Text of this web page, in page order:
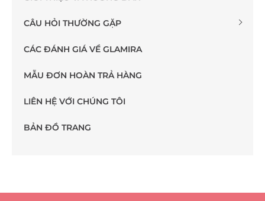
CÂU HỎI THƯỜNG GẶP
CÁC ĐÁNH GIÁ VỀ GLAMIRA
MẪU ĐƠN HOÀN TRẢ HÀNG
LIÊN HỆ VỚI CHÚNG TÔI
BẢN ĐỒ TRANG